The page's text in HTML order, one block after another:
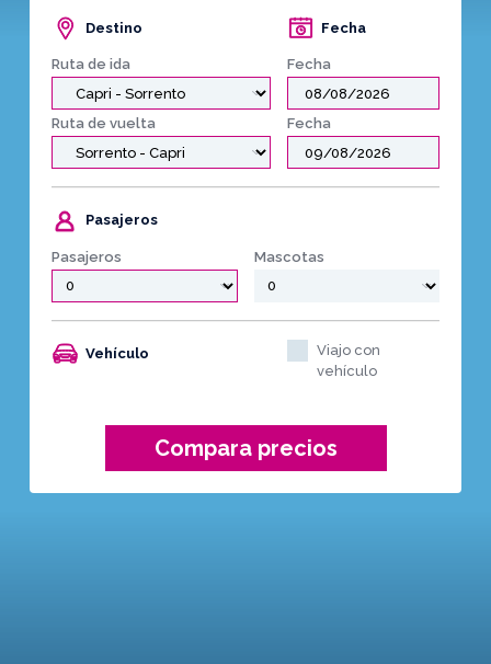
Destino
Ruta de ida
Fecha
Fecha
Ruta de vuelta Fecha
Pasajeros
Pasajeros Mascotas
Vehículo
Viajo con
vehículo
Compara precios